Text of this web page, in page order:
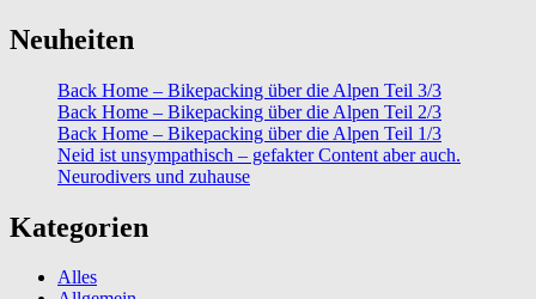
Neuheiten
Back Home – Bikepacking über die Alpen Teil 3/3
Back Home – Bikepacking über die Alpen Teil 2/3
Back Home – Bikepacking über die Alpen Teil 1/3
Neid ist unsympathisch – gefakter Content aber auch.
Neurodivers und zuhause
Kategorien
Alles